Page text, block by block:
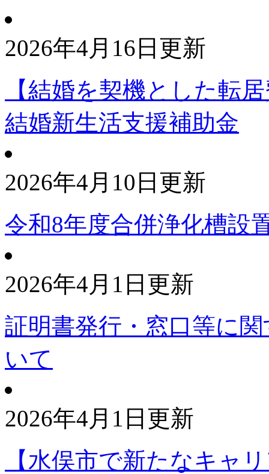
2026年4月16日更新
【結婚を契機とした転
結婚新生活支援補助金
2026年4月10日更新
令和8年度合併浄化槽設
2026年4月1日更新
証明書発行・窓口等に
いて
2026年4月1日更新
【水俣市で新たなキャ